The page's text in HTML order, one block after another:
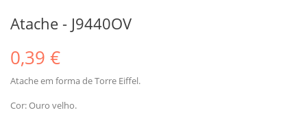
Atache - J9440OV
0,39 €
Atache em forma de Torre Eiffel.
Cor: Ouro velho.